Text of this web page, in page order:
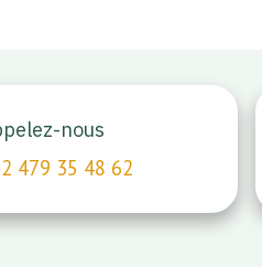
nous
479 35 48 62